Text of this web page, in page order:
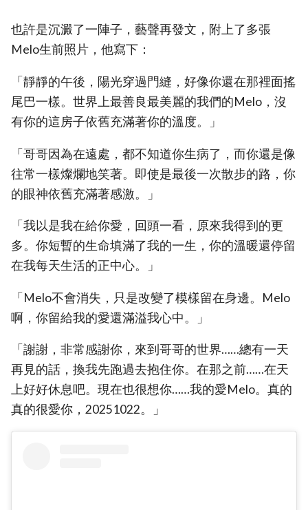
也許是沉澱了一陣子，藝聲再發文，附上了多張
Melo生前照片，他寫下：
「靜靜的午後，陽光穿過門縫，好像你還在那裡面搖
尾巴一樣。世界上最善良最美麗的我們的Melo，沒
有你的這房子依舊充滿著你的溫度。」
「哥哥因為在遠處，都不知道你生病了，而你還是像
往常一樣燦爛地笑著。即使是最後一次散步的路，你
的眼神依舊充滿著感激。」
「我以是我在給你愛，回頭一看，原來我得到的更
多。你短暫的生命填滿了我的一生，你的溫暖還停留
在我每天生活的正中心。」
「Melo不會消失，只是改變了模樣留在身邊。Melo
啊，你留給我的愛還滿溢我心中。」
「謝謝，非常感謝你，來到哥哥的世界……總有一天
再見的話，換我先跑過去抱住你。在那之前……在天
上好好休息吧。現在也很想你……我的愛Melo。真的
真的很愛你，20251022。」